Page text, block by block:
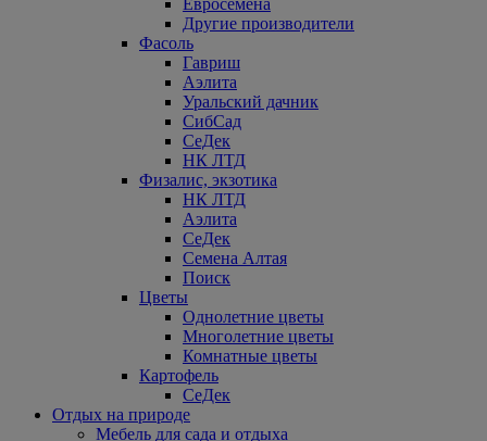
Евросемена
Другие производители
Фасоль
Гавриш
Аэлита
Уральский дачник
СибСад
СеДек
НК ЛТД
Физалис, экзотика
НК ЛТД
Аэлита
СеДек
Семена Алтая
Поиск
Цветы
Однолетние цветы
Многолетние цветы
Комнатные цветы
Картофель
СеДек
Отдых на природе
Мебель для сада и отдыха